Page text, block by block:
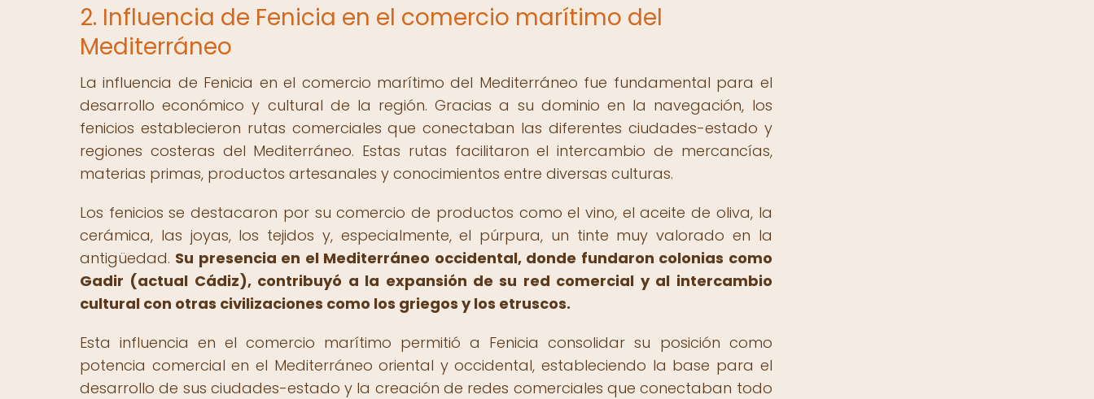
2. Influencia de Fenicia en el comercio marítimo del
Mediterráneo
La influencia de Fenicia en el comercio marítimo del Mediterráneo fue fundamental para el
desarrollo económico y cultural de la región. Gracias a su dominio en la navegación, los
fenicios establecieron rutas comerciales que conectaban las diferentes ciudades-estado y
regiones costeras del Mediterráneo. Estas rutas facilitaron el intercambio de mercancías,
materias primas, productos artesanales y conocimientos entre diversas culturas.
Los fenicios se destacaron por su comercio de productos como el vino, el aceite de oliva, la
cerámica, las joyas, los tejidos y, especialmente, el púrpura, un tinte muy valorado en la
antigüedad. Su presencia en el Mediterráneo occidental, donde fundaron colonias como
Gadir (actual Cádiz), contribuyó a la expansión de su red comercial y al intercambio
cultural con otras civilizaciones como los griegos y los etruscos.
Esta influencia en el comercio marítimo permitió a Fenicia consolidar su posición como
potencia comercial en el Mediterráneo oriental y occidental, estableciendo la base para el
desarrollo de sus ciudades-estado y la creación de redes comerciales que conectaban todo